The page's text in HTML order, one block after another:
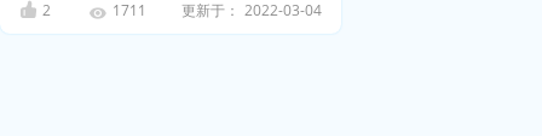
2 1711 更新于： 2022-03-04